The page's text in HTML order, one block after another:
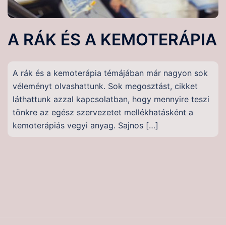
A RÁK ÉS A KEMOTERÁPIA
A rák és a kemoterápia témájában már nagyon sok
véleményt olvashattunk. Sok megosztást, cikket
láthattunk azzal kapcsolatban, hogy mennyire teszi
tönkre az egész szervezetet mellékhatásként a
kemoterápiás vegyi anyag. Sajnos […]